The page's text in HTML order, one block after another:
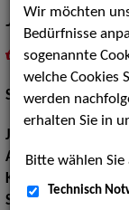
Jörg Witte
inMeine
Schauspiel:Bühne
Jahrgang:
Augenfarbe:blau-
Körpergröße:
Sprachen:
Deutsch,
Wir möchten
Bedürfnisse
sogenannte
welche Cookies
werden
erhalten Sie in
Bitte wählen Sie
Technisch